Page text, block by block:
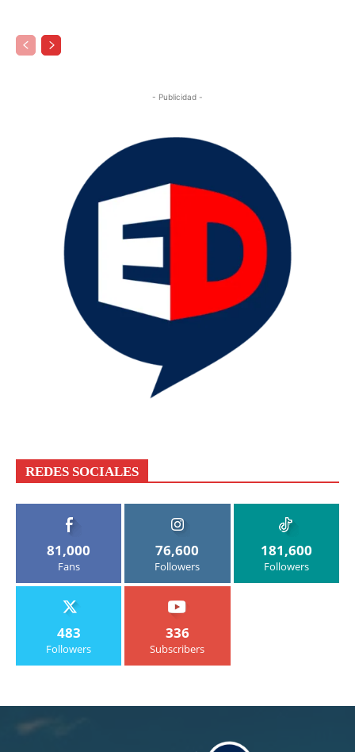
- Publicidad -
REDES SOCIALES
81,000
Fans
76,600
Followers
181,600
Followers
483
Followers
336
Subscribers